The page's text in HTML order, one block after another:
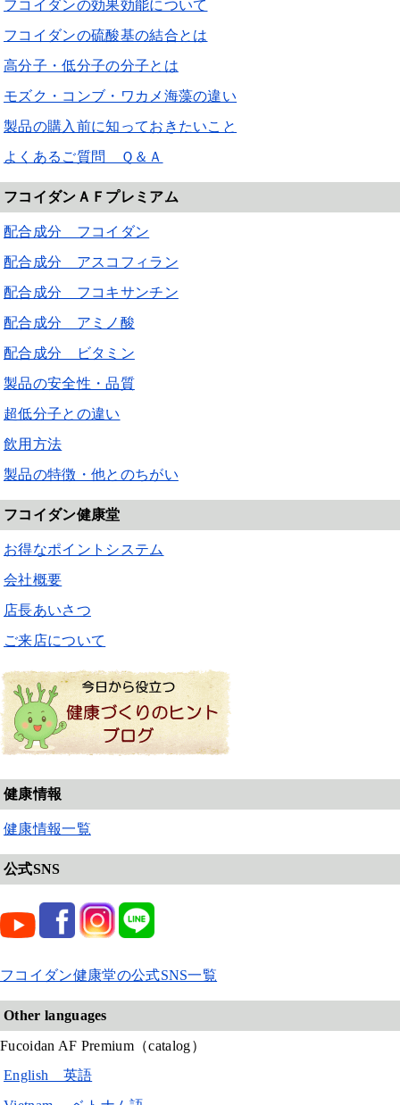
フコイダンの効果効能について
フコイダンの硫酸基の結合とは
高分子・低分子の分子とは
モズク・コンブ・ワカメ海藻の違い
製品の購入前に知っておきたいこと
よくあるご質問 Ｑ＆Ａ
フコイダンＡＦプレミアム
配合成分 フコイダン
配合成分 アスコフィラン
配合成分 フコキサンチン
配合成分 アミノ酸
配合成分 ビタミン
製品の安全性・品質
超低分子との違い
飲用方法
製品の特徴・他とのちがい
フコイダン健康堂
お得なポイントシステム
会社概要
店長あいさつ
ご来店について
健康情報
健康情報一覧
公式SNS
フコイダン健康堂の公式SNS一覧
Other languages
Fucoidan AF Premium（catalog）
English 英語